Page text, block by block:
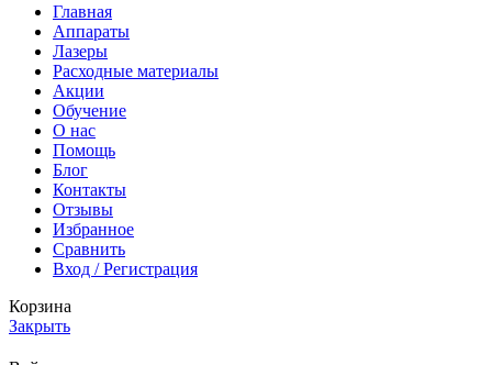
Главная
Аппараты
Лазеры
Расходные материалы
Акции
Обучение
О нас
Помощь
Блог
Контакты
Отзывы
Избранное
Сравнить
Вход / Регистрация
Корзина
Закрыть